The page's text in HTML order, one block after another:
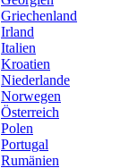
Griechenland
Irland
Italien
Kroatien
Niederlande
Norwegen
Österreich
Polen
Portugal
Rumänien